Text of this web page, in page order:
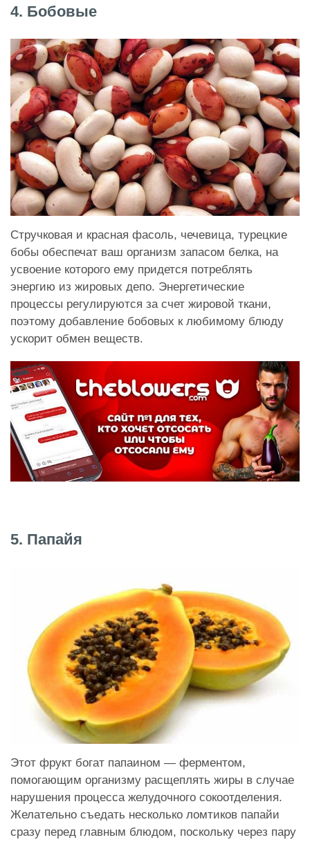
4. Бобовые
Стручковая и красная фасоль, чечевица, турецкие
бобы обеспечат ваш организм запасом белка, на
усвоение которого ему придется потреблять
энергию из жировых депо. Энергетические
процессы регулируются за счет жировой ткани,
поэтому добавление бобовых к любимому блюду
ускорит обмен веществ.
5. Папайя
Этот фрукт богат папаином — ферментом,
помогающим организму расщеплять жиры в случае
нарушения процесса желудочного сокоотделения.
Желательно съедать несколько ломтиков папайи
сразу перед главным блюдом, поскольку через пару